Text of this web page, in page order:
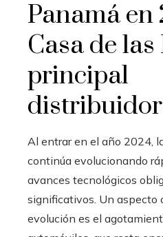
Panamá en
Casa de
principal
Al entrar en el año 2024,
continúa evolucionando
avances tecnológicos
significativos. Un aspecto
evolución es el